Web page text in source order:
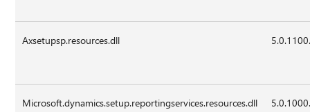
Axsetupsp.resources.dll
Microsoft.dynamics.setup.reportingservices.resources.dll